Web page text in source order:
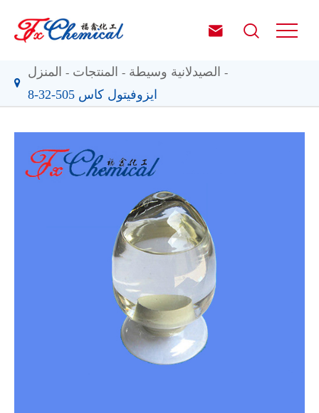
 
المنزل المنتجات
الصيدلانية وسيطة
ايزوفيتول كاس 505-32-8